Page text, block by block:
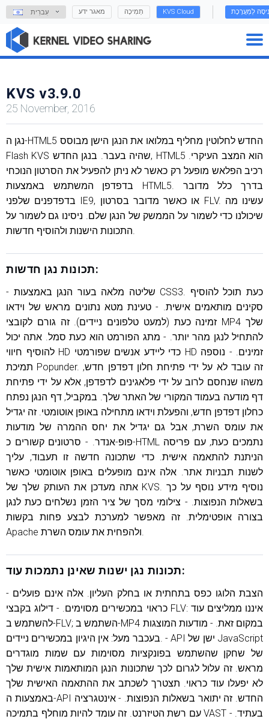
עִברִית מאגר ידע תְמִיכָה KVS Cloud לַמַעֲרֶכֶת
KVS v3.9.0
25 November, 2016
נגן ה-HTML5 החדש לחלוטין מחליף במלואו את הנגן הישן מבוסס
Flash KVS שהיה בעבר. בנגן החדש, HTML5 הוא המצב העיקרי.
רכיב הפלאש מופעל רק כאשר לא ניתן להפעיל את הסרטון הנוכחי
בדפדפן המשתמש באמצעות HTML5. בדרך כלל מדובר
בדפדפנים שלפני IE9, או כאשר מדובר בסרטון FLV. עשינו מה
שיכולנו כדי לשמור על הממשק של הנגן שלם. ניסינו גם לשמור על
התכונות הישנות ולהוסיף חדשות.
תכונות נגן חדשות:
- שליטה מלאה בעור הנגן באמצעות CSS3. כעת תוכל להוסיף
סקינים מותאמים אישית. - טעינת מטא נתונים מראש של וידאו
זמינה כעת (למעט טלפונים ניידים). זה גורם לקובצי MP4 שלך
להתחיל לנגן מהר יותר. - מתג הפורמט הוא כעת סמל. אתה יכול
להוסיף חיווי HD כדי ליידע אנשים שפורמטי HD זמינים. - נוספה
תמיכת Popunder. זה עובד לא על ידי פתיחת חלון דפדפן חדש,
משהו שנחסם לרוב על ידי פלאגינים לדפדפן, אלא על ידי פתיחת
דף מודעה בעמוד המקורי של האתר שלך. במקביל, דף הנגן נפתח
כחלון דפדפן חדש, והפעלת וידאו מתחילה באופן אוטומטי. זה יגדיל
את עומס השרת, אבל גם יגדיל את יחס ההמרה של מודעות
פופ-אנדר. - סרטונים קשורים כ-HTML נתמכים כעת, עם פריסה
הניתנת להתאמה אישית. כדי שתכונה חדשה זו תעבוד, עליך
לשנות תבניות אתר. אלה אינם מופעלים באופן אוטומטי כאשר
אתה מעדכן את העותק שלך של KVS. נוסיף מידע נוסף על כך
בשאלות הנפוצות. - צילומי מסך של ציר הזמן נשלחים כעת לנגן
בצורה אופטימלית. זה מאפשר למערכת לבצע פחות בקשות
Apache ולהפחית את עומס השרת.
תכונות נגן ישנות שאינן נתמכות עוד:
- הצבת הלוגו כפס בתחתית או בחלק העליון. אלה אינם פועלים
כראוי במכשירים מסוימים. - דילוג בקבצי FLV: איננו ממליצים עוד
להשתמש ב-FLV; השתמש ב-MP4 במקום זאת. - מודעות המוצגות
בעכבר מעל: אין היגיון במכשירים ניידים. - API ישן של JavaScript
של שחקן שהשתמש בפונקציות מסוימות עם שמות מוגדרים
מראש. זה עלול לגרום לכך שתכונות הנגן המותאמות אישית שלך
לא יפעלו עוד כראוי. תצטרך לשכתב את ההתאמה האישית שלך
באמצעות ה-API החדש. זה יתואר בשאלות הנפוצות. - אינטגרציה
עם רשת הטיזרנט. זה עומד להיות מוחלף בתמיכה VAST בעתיד. -